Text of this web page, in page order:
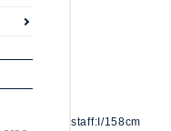
staff:I/158cm